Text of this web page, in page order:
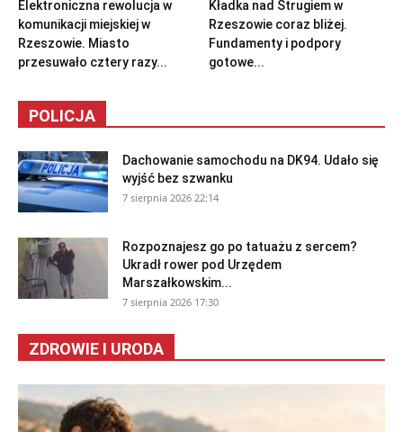
Elektroniczna rewolucja w
komunikacji miejskiej w
Rzeszowie. Miasto
przesuwało cztery razy...
Kładka nad Strugiem w
Rzeszowie coraz bliżej.
Fundamenty i podpory
gotowe...
POLICJA
Dachowanie samochodu na DK94. Udało się
wyjść bez szwanku
7 sierpnia 2026 22:14
Rozpoznajesz go po tatuażu z sercem?
Ukradł rower pod Urzędem
Marszałkowskim...
7 sierpnia 2026 17:30
ZDROWIE I URODA